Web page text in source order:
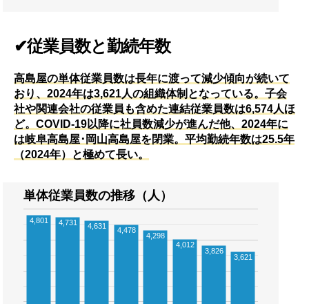
✔従業員数と勤続年数
高島屋の単体従業員数は長年に渡って減少傾向が続いて
おり、2024年は3,621人の組織体制となっている。子会
社や関連会社の従業員も含めた連結従業員数は6,574人ほ
ど。COVID-19以降に社員数減少が進んだ他、2024年に
は岐阜高島屋･岡山高島屋を閉業。平均勤続年数は25.5年
（2024年）と極めて長い。
単体従業員数の推移（人）
4,801 4,731 4,631 4,478
4,298
4,012
3,826
3,621